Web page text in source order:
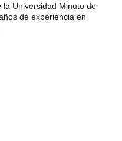
la Universidad Minuto de
de experiencia en